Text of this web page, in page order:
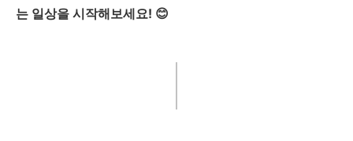
는 일상을 시작해보세요! 😊